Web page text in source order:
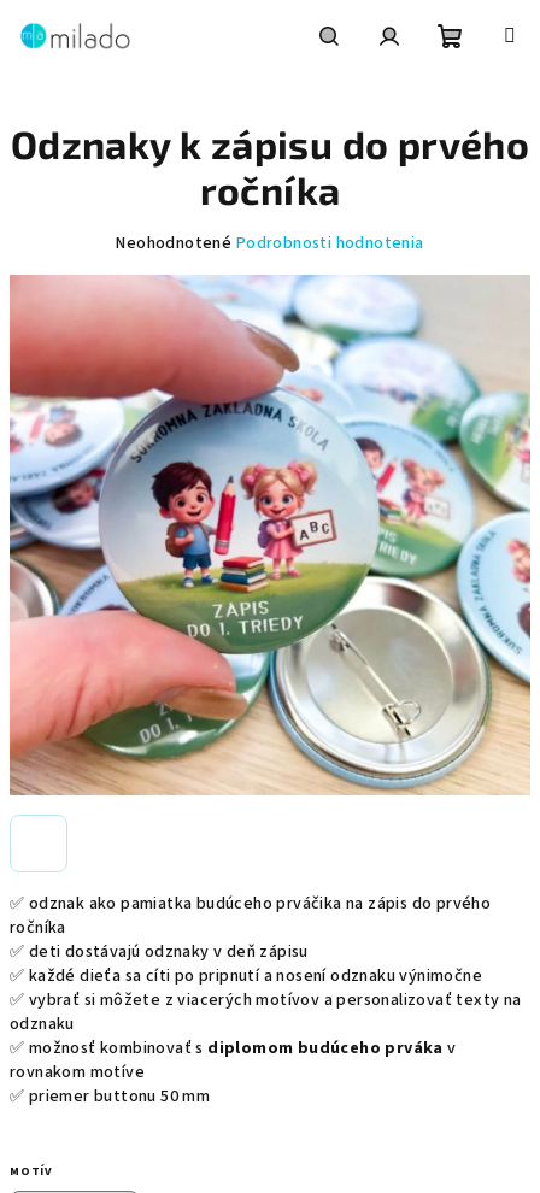
košík
✅ odznak ako pamiatka budúceho prváčika na zápis do prvého
ročníka
✅ deti dostávajú odznaky v deň zápisu
✅ každé dieťa sa cíti po pripnutí a nosení odznaku výnimočne
✅ vybrať si môžete z viacerých motívov a personalizovať texty na
odznaku
✅ možnosť kombinovať s diplomom budúceho prváka v
rovnakom motíve
✅ priemer buttonu 50 mm
MOTÍV
Odznaky k zápisu do prvého
ročníka
Priemerné
produktu
je
0,0
z
hviezdičiek.
Neohodnotené Podrobnosti hodnotenia